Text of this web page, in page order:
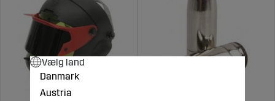
Vælg land
Danmark
Austria